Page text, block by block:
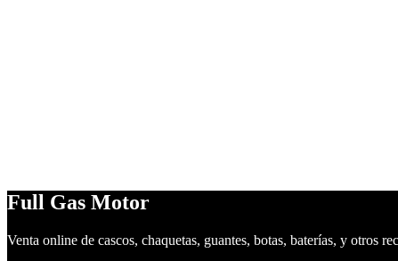
Full Gas Motor
Venta online de cascos, chaquetas, guantes, botas, baterías, y otros